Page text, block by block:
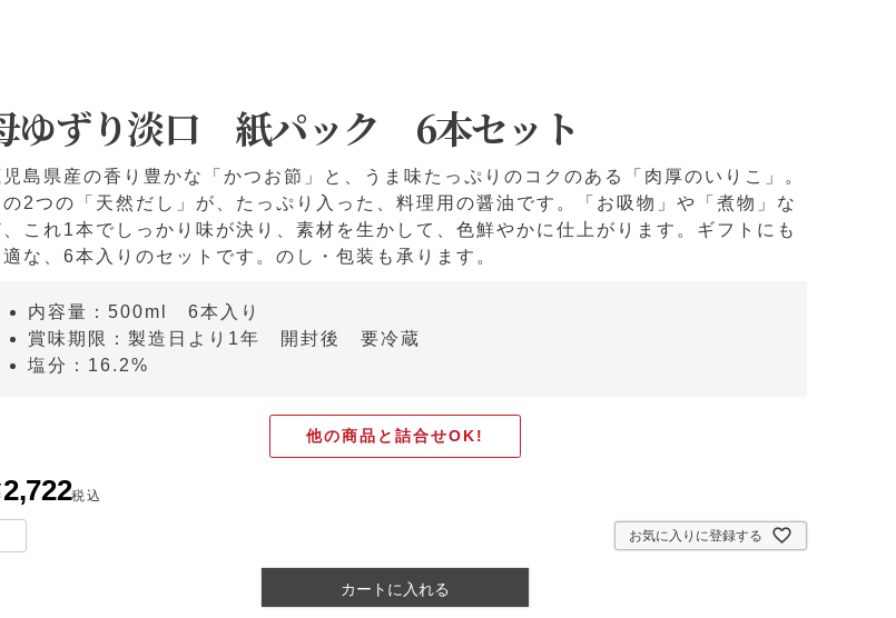
ゆずり淡口 紙パック 6本セット
児島県産の香り豊かな「かつお節」と、うま味たっぷりのコクのある「肉厚のいりこ」。
の2つの「天然だし」が、たっぷり入った、料理用の醤油です。「お吸物」や「煮物」な
、これ1本でしっかり味が決り、素材を生かして、色鮮やかに仕上がります。ギフトにも
な、6本入りのセットです。のし・包装も承ります。
内容量：500ml 6本入り
賞味期限：製造日より1年 開封後 要冷蔵
塩分：16.2%
他の商品と詰合せOK!
2,722税込
お気に入りに登録する
カートに入れる